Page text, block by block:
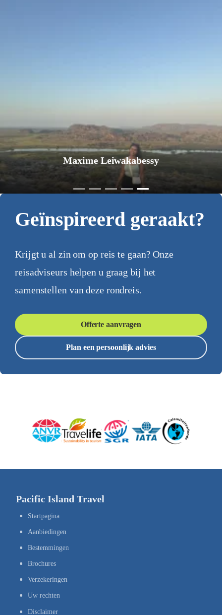
Maxime Leiwakabessy
Geïnspireerd geraakt?
Krijgt u al zin om op reis te gaan? Onze
reisadviseurs helpen u graag bij het
samenstellen van deze rondreis.
Offerte aanvragen
Plan een persoonlijk advies
Pacific Island Travel
Startpagina
Aanbiedingen
Bestemmingen
Brochures
Verzekeringen
Uw rechten
Disclaimer